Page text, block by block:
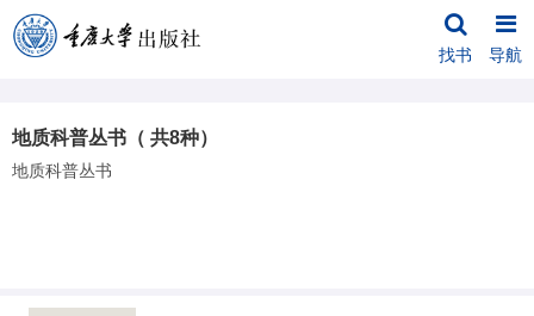
找书 导航
地质科普丛书（ 共8种）
地质科普丛书